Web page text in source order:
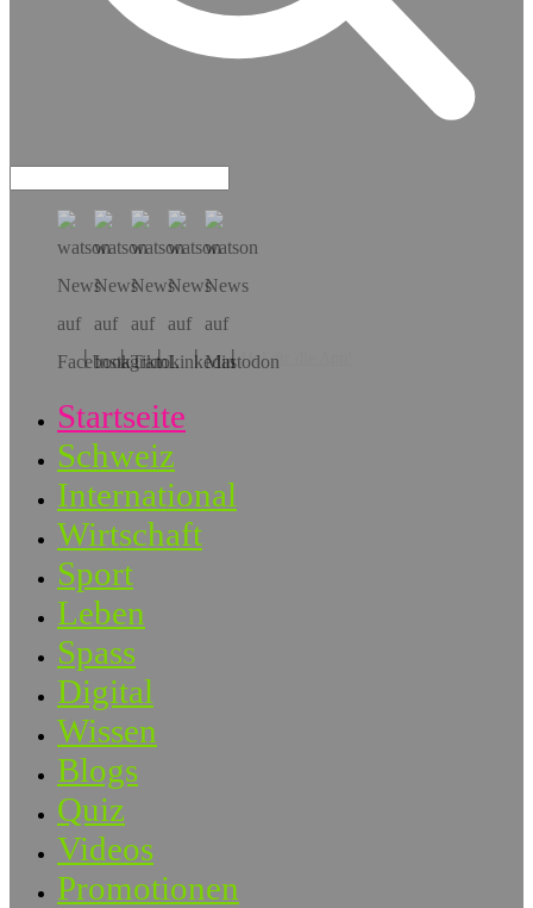
Hol dir die App!
Startseite
Schweiz
International
Wirtschaft
Sport
Leben
Spass
Digital
Wissen
Blogs
Quiz
Videos
Promotionen